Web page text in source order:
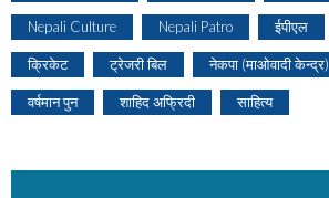
Nepali Culture Nepali Patro ईपीएल
क्रिकेट ट्रेजरी बिल नेकपा (माओवादी केन्द्र)
वर्षमान पुन शाहिद अफ्रिदी साहित्य